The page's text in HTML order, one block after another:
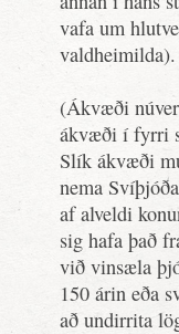
vafa um
valdheimilda).
(Ákvæði
ákvæði í fyrri
Slík ákvæði
nema
af alveldi
sig hafa það
við vinsæla
150 árin eða
að undirrita